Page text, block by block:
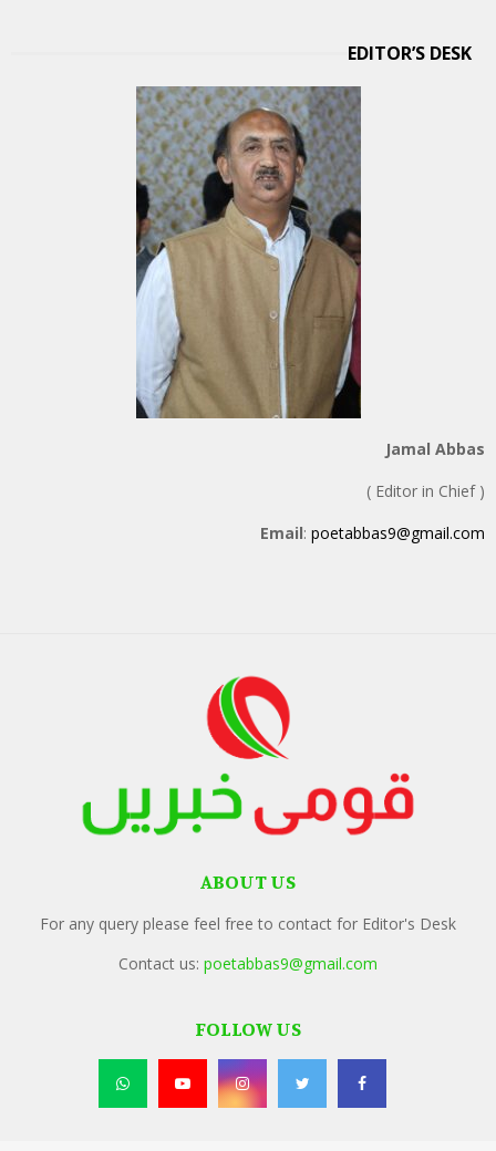
EDITOR’S DESK
Jamal Abbas
( Editor in Chief )
Email: poetabbas9@gmail.com
ABOUT US
For any query please feel free to contact for Editor's Desk
Contact us: poetabbas9@gmail.com
FOLLOW US